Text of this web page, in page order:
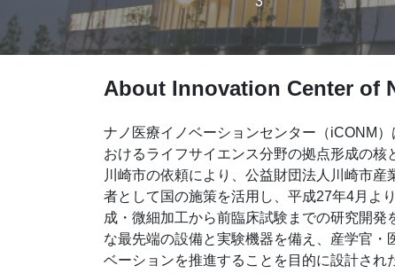
About Innovation Center of
ナノ医療イノベーションセンター（iCONM
おけるライフサイエンス分野の拠点形成の核
川崎市の依頼により、公益財団法人川崎市産
者として国の施策を活用し、平成27年4月よ
成・微細加工から前臨床試験までの研究開発
な最先端の設備と実験機器を備え、産学官・
ベーションを推進することを目的に設計され